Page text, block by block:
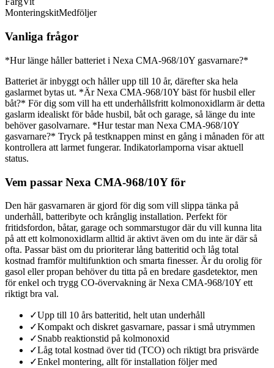
MonteringskitMedföljer
Vanliga frågor
*Hur länge håller batteriet i Nexa CMA-968/10Y gasvarnare?*
Batteriet är inbyggt och håller upp till 10 år, därefter ska hela
gaslarmet bytas ut. *Är Nexa CMA-968/10Y bäst för husbil eller
båt?* För dig som vill ha ett underhållsfritt kolmonoxidlarm är detta
gaslarm idealiskt för både husbil, båt och garage, så länge du inte
behöver gasolvarnare. *Hur testar man Nexa CMA-968/10Y
gasvarnare?* Tryck på testknappen minst en gång i månaden för att
kontrollera att larmet fungerar. Indikatorlamporna visar aktuell
status.
Vem passar Nexa CMA-968/10Y för
Den här gasvarnaren är gjord för dig som vill slippa tänka på
underhåll, batteribyte och krånglig installation. Perfekt för
fritidsfordon, båtar, garage och sommarstugor där du vill kunna lita
på att ett kolmonoxidlarm alltid är aktivt även om du inte är där så
ofta. Passar bäst om du prioriterar lång batteritid och låg total
kostnad framför multifunktion och smarta finesser. Är du orolig för
gasol eller propan behöver du titta på en bredare gasdetektor, men
för enkel och trygg CO-övervakning är Nexa CMA-968/10Y ett
riktigt bra val.
✓Upp till 10 års batteritid, helt utan underhåll
✓Kompakt och diskret gasvarnare, passar i små utrymmen
✓Snabb reaktionstid på kolmonoxid
✓Låg total kostnad över tid (TCO) och riktigt bra prisvärde
✓Enkel montering, allt för installation följer med